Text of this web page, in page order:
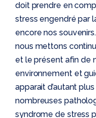
doit prendre en
stress engendré par
encore nos
nous mettons
et le présent afin de
environnement et
apparait d’autant
nombreuses
syndrome de stress